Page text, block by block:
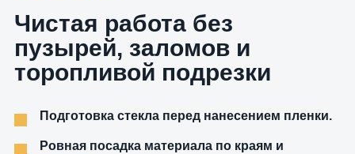
Чистая работа без
пузырей, заломов и
торопливой подрезки
Подготовка стекла перед нанесением пленки.
Ровная посадка материала по краям и